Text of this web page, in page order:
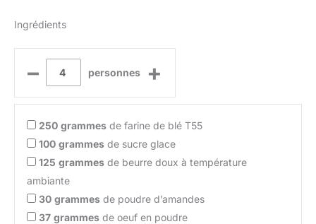
Ingrédients
– personnes +
250 grammes de farine de blé T55
100 grammes de sucre glace
125 grammes de beurre doux à température
ambiante
30 grammes de poudre d’amandes
37 grammes de oeuf en poudre